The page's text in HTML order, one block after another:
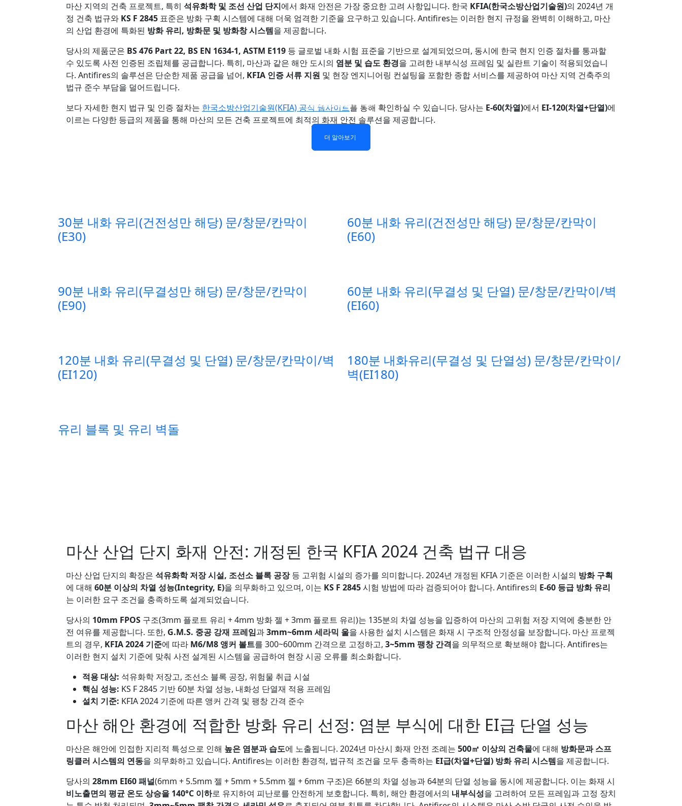
단층 방화 유리
더 알아보기
이중층 방화 유리
더 알아보기
방화 유리창 및 문
더 알아보기
방화 유리 칸막이벽
더 알아보기
마산 지역의 건축 프로젝트, 특히 석유화학 및 조선 산업 단지에서 화재 안전은 가장 중요한 고려 사항입니다. 한국 KFIA(한국소방산업기술원)의 2024년 개
정 건축 법규와 KS F 2845 표준은 방화 구획 시스템에 대해 더욱 엄격한 기준을 요구하고 있습니다. Antifires는 이러한 현지 규정을 완벽히 이해하고, 마산
의 산업 환경에 특화된 방화 유리, 방화문 및 방화창 시스템을 제공합니다.
당사의 제품군은 BS 476 Part 22, BS EN 1634-1, ASTM E119 등 글로벌 내화 시험 표준을 기반으로 설계되었으며, 동시에 한국 현지 인증 절차를 통과할
수 있도록 사전 인증된 조립체를 공급합니다. 특히, 마산과 같은 해안 도시의 염분 및 습도 환경을 고려한 내부식성 프레임 및 실란트 기술이 적용되었습니
다. Antifires의 솔루션은 단순한 제품 공급을 넘어, KFIA 인증 서류 지원 및 현장 엔지니어링 컨설팅을 포함한 종합 서비스를 제공하여 마산 지역 건축주의
법규 준수 부담을 덜어드립니다.
보다 자세한 현지 법규 및 인증 절차는 한국소방산업기술원(KFIA) 공식 웹사이트를 통해 확인하실 수 있습니다. 당사는 E-60(차열)에서 EI-120(차열+단열)에
이르는 다양한 등급의 제품을 통해 마산의 모든 건축 프로젝트에 최적의 화재 안전 솔루션을 제공합니다.
30분 내화 유리(건전성만 해당) 문/창문/칸막이
(E30)
60분 내화 유리(건전성만 해당) 문/창문/칸막이
(E60)
90분 내화 유리(무결성만 해당) 문/창문/칸막이
(E90)
60분 내화 유리(무결성 및 단열) 문/창문/칸막이/벽
(EI60)
120분 내화 유리(무결성 및 단열) 문/창문/칸막이/벽
(EI120)
180분 내화유리(무결성 및 단열성) 문/창문/칸막이/
벽(EI180)
유리 블록 및 유리 벽돌
마산 산업 단지 화재 안전: 개정된 한국 KFIA 2024 건축 법규 대응
마산 산업 단지의 확장은 석유화학 저장 시설, 조선소 블록 공장등 고위험 시설의 증가를 의미합니다. 2024년 개정된 KFIA 기준은 이러한 시설의 방화 구획
에 대해 60분 이상의 차열 성능(Integrity, E)을 의무화하고 있으며, 이는 KS F 2845시험 방법에 따라 검증되어야 합니다. Antifires의 E-60 등급 방화 유리
는 이러한 요구 조건을 충족하도록 설계되었습니다.
당사의 10mm FPOS 구조(3mm 플로트 유리 + 4mm 방화 젤 + 3mm 플로트 유리)는 135분의 차열 성능을 입증하여 마산의 고위험 저장 지역에 충분한 안
전 여유를 제공합니다. 또한, G.M.S. 중공 강재 프레임과3mm~6mm 세라믹 울을 사용한 설치 시스템은 화재 시 구조적 안정성을 보장합니다. 마산 프로젝
트의 경우, KFIA 2024 기준에 따라 M6/M8 앵커 볼트를 300~600mm 간격으로 고정하고, 3~5mm 팽창 간격을 의무적으로 확보해야 합니다. Antifires는
이러한 현지 설치 기준에 맞춰 사전 설계된 시스템을 공급하여 현장 시공 오류를 최소화합니다.
적용 대상: 석유화학 저장고, 조선소 블록 공장, 위험물 취급 시설
핵심 성능: KS F 2845 기반 60분 차열 성능, 내화성 단열재 적용 프레임
설치 기준: KFIA 2024 기준에 따른 앵커 간격 및 팽창 간격 준수
마산 해안 환경에 적합한 방화 유리 선정: 염분 부식에 대한 EI급 단열 성능
마산은 해안에 인접한 지리적 특성으로 인해 높은 염분과 습도에 노출됩니다. 2024년 마산시 화재 안전 조례는 500㎡ 이상의 건축물에 대해 방화문과 스프
링클러 시스템의 연동을 의무화하고 있습니다. Antifires는 이러한 환경적, 법규적 조건을 모두 충족하는 EI급(차열+단열) 방화 유리 시스템을 제공합니다.
당사의 28mm EI60 패널(6mm + 5.5mm 젤 + 5mm + 5.5mm 젤 + 6mm 구조)은 66분의 차열 성능과 64분의 단열 성능을 동시에 제공합니다. 이는 화재 시
비노출면의 평균 온도 상승을 140°C 이하로 유지하여 피난로를 안전하게 보호합니다. 특히, 해안 환경에서의 내부식성을 고려하여 모든 프레임과 고정 장치